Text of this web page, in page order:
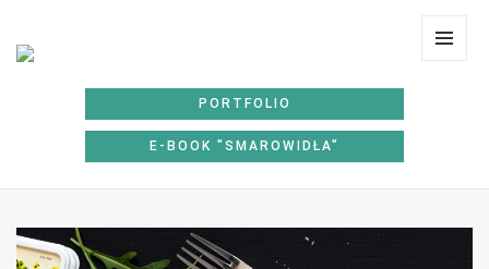
PORTFOLIO
E-BOOK "SMAROWIDŁA"